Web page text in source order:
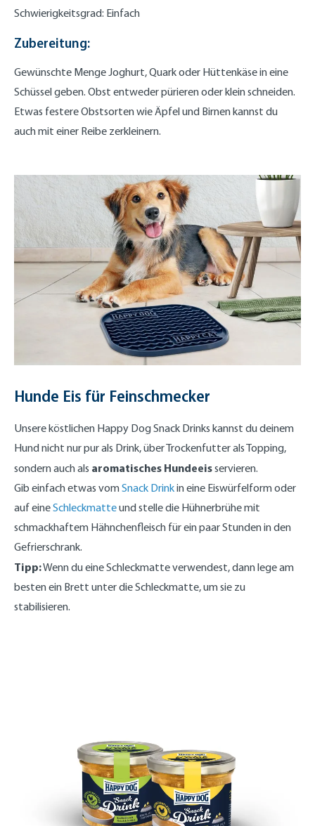
Schwierigkeitsgrad: Einfach
Zubereitung:
Gewünschte Menge Joghurt, Quark oder Hüttenkäse in eine
Schüssel geben. Obst entweder pürieren oder klein schneiden.
Etwas festere Obstsorten wie Äpfel und Birnen kannst du
auch mit einer Reibe zerkleinern.
Hunde Eis für Feinschmecker
Unsere köstlichen Happy Dog Snack Drinks kannst du deinem
Hund nicht nur pur als Drink, über Trockenfutter als Topping,
sondern auch als aromatisches Hundeeisservieren.
Gib einfach etwas vomSnack Drinkin eine Eiswürfelform oder
auf eineSchleckmatteund stelle die Hühnerbrühe mit
schmackhaftem Hähnchenfleisch für ein paar Stunden in den
Gefrierschrank.
Tipp:Wenn du eine Schleckmatte verwendest, dann lege am
besten ein Brett unter die Schleckmatte, um sie zu
stabilisieren.